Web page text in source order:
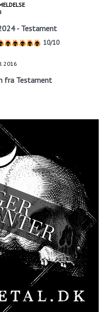
- Testament
10/10
2016
fra Testament